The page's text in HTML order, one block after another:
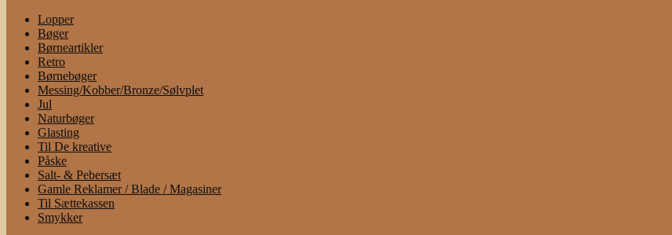
Lopper
Bøger
Børneartikler
Retro
Børnebøger
Messing/Kobber/Bronze/Sølvplet
Jul
Naturbøger
Glasting
Til De kreative
Påske
Salt- & Pebersæt
Gamle Reklamer / Blade / Magasiner
Til Sættekassen
Smykker